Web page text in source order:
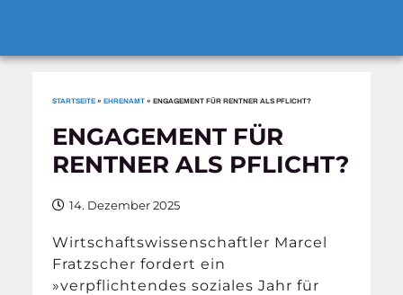
STARTSEITE »EHRENAMT »ENGAGEMENT FÜR RENTNER ALS PFLICHT?
ENGAGEMENT FÜR
RENTNER ALS PFLICHT?
14. Dezember 2025
Wirtschaftswissenschaftler Marcel
Fratzscher fordert ein
»verpflichtendes soziales Jahr für